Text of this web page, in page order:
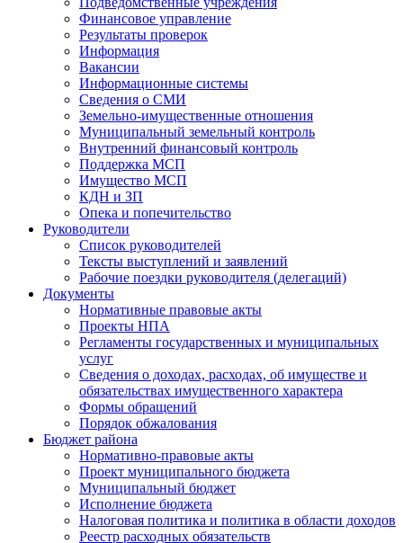
Финансовое управление
Результаты проверок
Информация
Вакансии
Информационные системы
Сведения о СМИ
Земельно-имущественные отношения
Муниципальный земельный контроль
Внутренний финансовый контроль
Поддержка МСП
Имущество МСП
КДН и ЗП
Опека и попечительство
Руководители
Список руководителей
Тексты выступлений и заявлений
Рабочие поездки руководителя (делегаций)
Документы
Нормативные правовые акты
Проекты НПА
Регламенты государственных и муниципальных
услуг
Сведения о доходах, расходах, об имуществе и
обязательствах имущественного характера
Формы обращений
Порядок обжалования
Бюджет района
Нормативно-правовые акты
Проект муниципального бюджета
Муниципальный бюджет
Исполнение бюджета
Налоговая политика и политика в области доходов
Реестр расходных обязательств